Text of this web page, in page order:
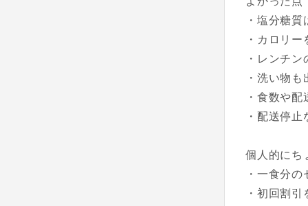
・塩分糖
・カロリ
・レンチ
・洗い物
・食数や
・配送停
個人的にち
・一食分
・初回割